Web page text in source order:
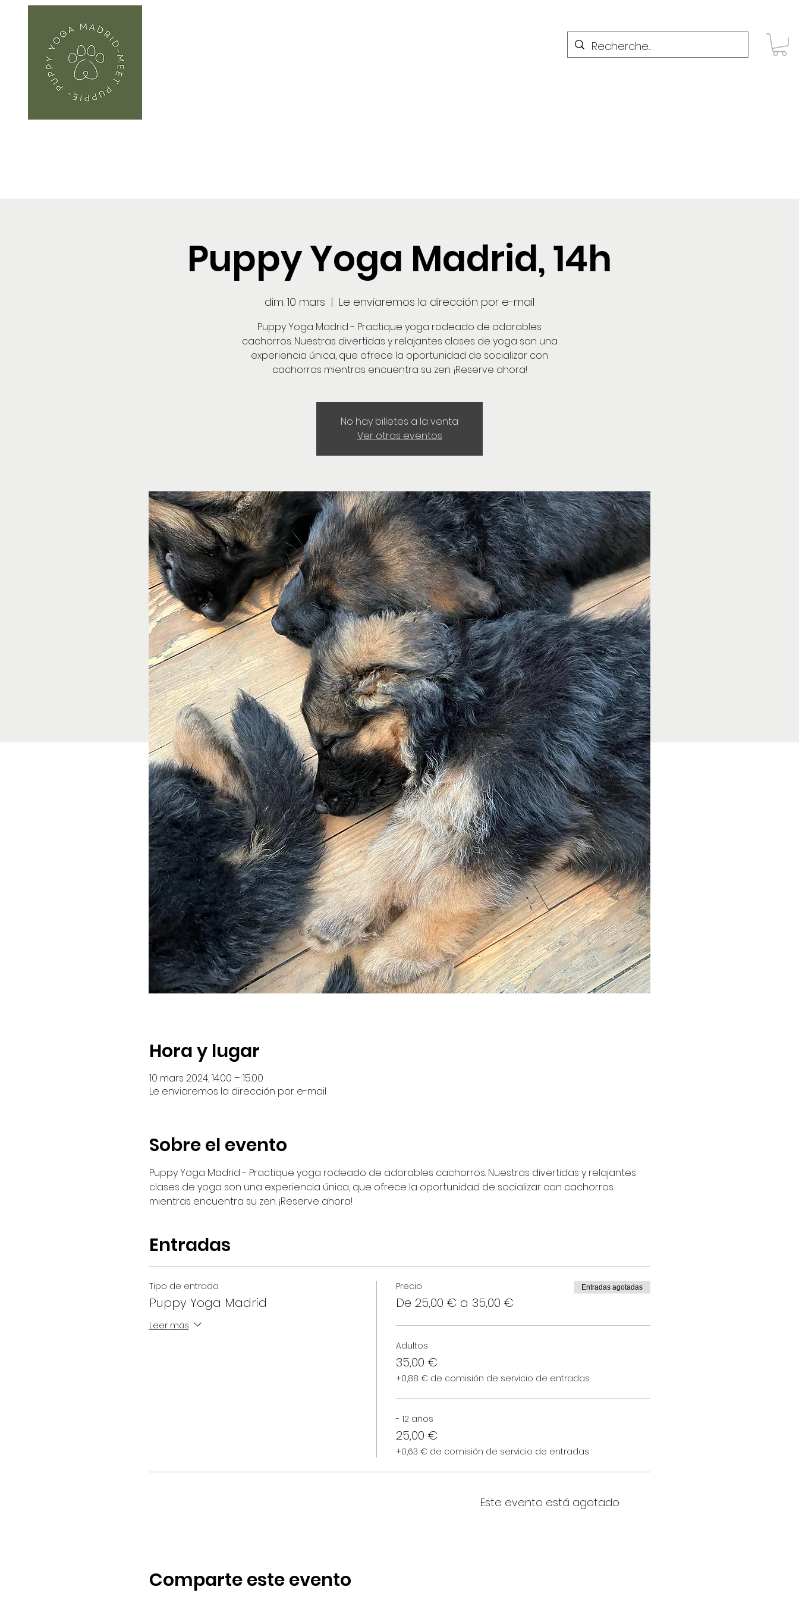
Puppy Yoga Madrid, 14h
dim. 10 mars
  |
Le enviaremos la dirección por e-mail
Puppy Yoga Madrid - Practique yoga rodeado de adorables
cachorros. Nuestras divertidas y relajantes clases de yoga son una
experiencia única, que ofrece la oportunidad de socializar con
cachorros mientras encuentra su zen. ¡Reserve ahora!
No hay billetes a la venta
Ver otros eventos
Hora y lugar
10 mars 2024, 14:00 – 15:00
Le enviaremos la dirección por e-mail
Sobre el evento
Puppy Yoga Madrid - Practique yoga rodeado de adorables cachorros. Nuestras divertidas y relajantes
clases de yoga son una experiencia única, que ofrece la oportunidad de socializar con cachorros
mientras encuentra su zen. ¡Reserve ahora!
Entradas
Tipo de entrada
Puppy Yoga Madrid
Leer más
Precio
De 25,00 € a 35,00 €
Entradas agotadas
Adultos
35,00 €
+0,88 € de comisión de servicio de entradas
- 12 años
25,00 €
+0,63 € de comisión de servicio de entradas
Este evento está agotado
Comparte este evento